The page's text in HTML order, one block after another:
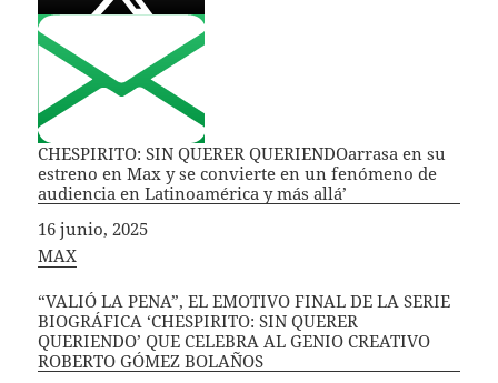
CHESPIRITO: SIN QUERER QUERIENDOarrasa en su
estreno en Max y se convierte en un fenómeno de
audiencia en Latinoamérica y más allá’
Fecha
16 junio, 2025
In relation to
MAX
“VALIÓ LA PENA”, EL EMOTIVO FINAL DE LA SERIE
BIOGRÁFICA ‘CHESPIRITO: SIN QUERER
QUERIENDO’ QUE CELEBRA AL GENIO CREATIVO
ROBERTO GÓMEZ BOLAÑOS